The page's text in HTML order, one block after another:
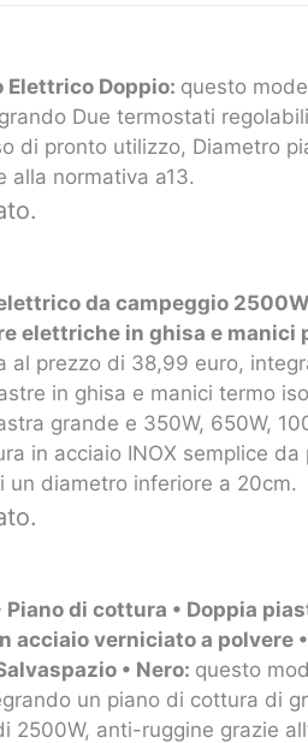
Elettrico Doppio: questo
Due termostati
di pronto utilizzo, Diametro
alla normativa a13.
da campeggio
elettriche in ghisa e manici
al prezzo di 38,99 euro,
in ghisa e manici termo
grande e 350W, 650W,
in acciaio INOX semplice
un diametro inferiore a 20cm.
di cottura • Doppia
acciaio verniciato a polvere
• Nero: questo
un piano di cottura di
2500W, anti-ruggine grazie